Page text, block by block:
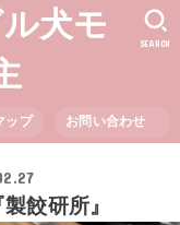
犬モ
ップ お問い合わせ
SEARCH
餃研所』